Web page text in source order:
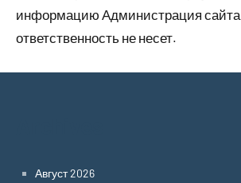
информацию Администрация сайта
ответственность не несет.
Август 2026